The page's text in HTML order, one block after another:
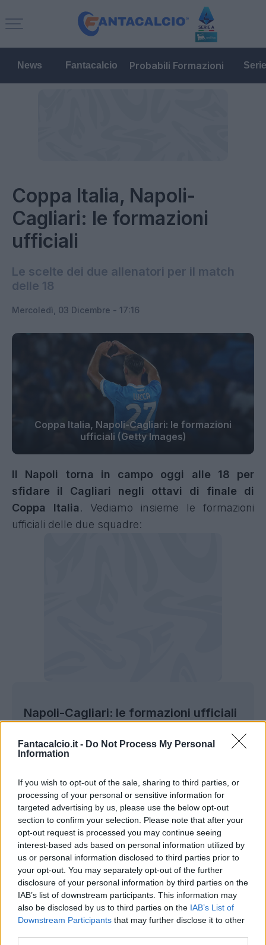
Fantacalcio.it - Do Not Process My Personal
Information
If you wish to opt-out of the sale, sharing to third parties, or
processing of your personal or sensitive information for
targeted advertising by us, please use the below opt-out
section to confirm your selection. Please note that after your
opt-out request is processed you may continue seeing
interest-based ads based on personal information utilized by
us or personal information disclosed to third parties prior to
your opt-out. You may separately opt-out of the further
disclosure of your personal information by third parties on the
IAB’s list of downstream participants. This information may
also be disclosed by us to third parties on the IAB’s List of
Downstream Participants that may further disclose it to other
News Fantacalcio Probabili Formazioni
Coppa Italia, Napoli-
Cagliari: le formazioni
ufficiali
Le scelte dei due allenatori per il match
delle 18
Mercoledì, 03 Dicembre - 17:16
Coppa Italia, Napoli-Cagliari: le formazioni
ufficiali (Getty Images)
Il Napoli torna in campo oggi alle 18 per
sfidare il Cagliari negli ottavi di finale di
Coppa Italia. Vediamo insieme le formazioni
ufficiali delle due squadre:
Napoli-Cagliari: le formazioni ufficiali
NAPOLI (3-4-2-1): Milinkovic-Savic; Juan
Jesus, Beukema, Olivera; Mazzocchi,
Ambrosino; Lucca. All. Conte.
CAGLIARI (4-2-3-1):
Caprile; Di Pardo,
Rodriguez, Luperto, Obert; Deiola, Adopo;
Kilicsoy, Gaetano, Luvumbo; Pavoletti. All.
Pisacane.
Napoli-Cagliari: dove vederla in tv
Napoli-Cagliari sarà trasmessa in diretta